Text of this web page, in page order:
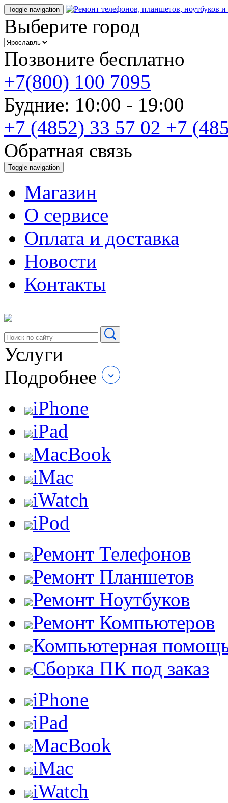
Toggle navigation
Выберите город
Позвоните бесплатно
+7(800) 100 7095
Будние: 10:00 - 19:00
+7 (4852) 33 57 02 +7
Обратная связь
Toggle navigation
Магазин
О cервисе
Оплата и доставка
Новости
Контакты
Услуги
Подробнее
iPhone
iPad
MacBook
iMac
iWatch
iPod
Ремонт Телефонов
Ремонт Планшетов
Ремонт Ноутбуков
Ремонт Компьютеров
Компьютерная
Сборка ПК под заказ
iPhone
iPad
MacBook
iMac
iWatch